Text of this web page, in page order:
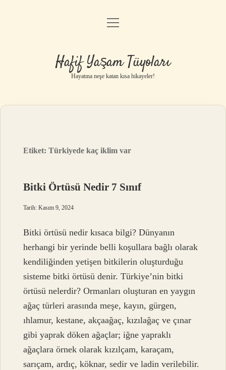
Anasayfa
Yasal Uyarı
menüyü
Hafif Yaşam Tüyoları
Hayatına neşe katan kısa hikayeler!
Etiket:Türkiyede kaç iklim var
Bitki Örtüsü Nedir 7 Sınıf
Tarih: Kasım 9, 2024
Bitki örtüsü nedir kısaca bilgi? Dünyanın
herhangi bir yerinde belli koşullara bağlı olarak
kendiliğinden yetişen bitkilerin oluşturduğu
sisteme bitki örtüsü denir. Türkiye’nin bitki
örtüsü nelerdir? Ormanları oluşturan en yaygın
ağaç türleri arasında meşe, kayın, gürgen,
ıhlamur, kestane, akçaağaç, kızılağaç ve çınar
gibi yaprak döken ağaçlar; iğne yapraklı
ağaçlara örnek olarak kızılçam, karaçam,
sarıçam, ardıç, köknar, sedir ve ladin verilebilir.